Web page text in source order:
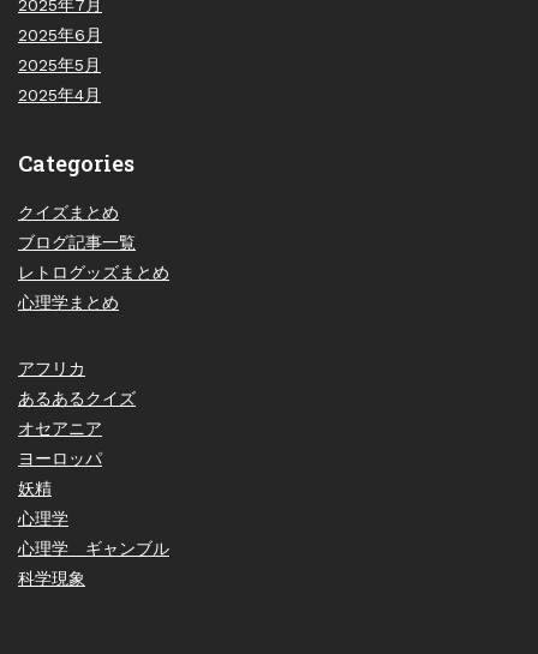
2025年7月
2025年6月
2025年5月
2025年4月
Categories
クイズまとめ
ブログ記事一覧
レトログッズまとめ
心理学まとめ
アフリカ
あるあるクイズ
オセアニア
ヨーロッパ
妖精
心理学
心理学 ギャンブル
科学現象